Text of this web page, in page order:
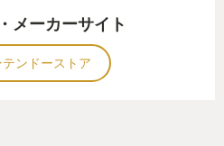
るからこそ楽しめるという
のようで、「あのおばちゃ
メーカーサイト
ンドーストア